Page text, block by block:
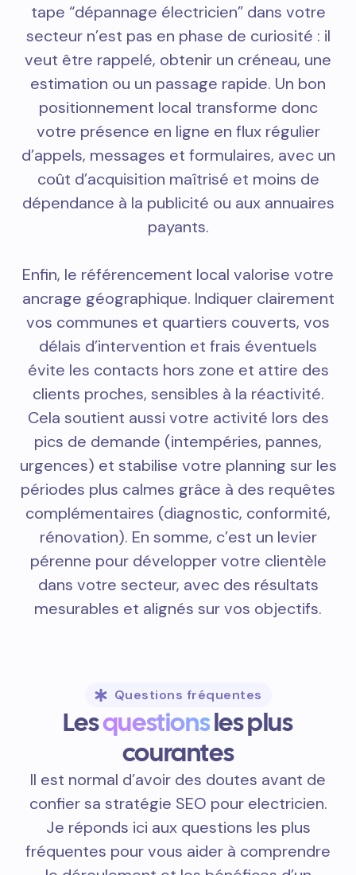
tape “dépannage électricien” dans votre
secteur n’est pas en phase de curiosité : il
veut être rappelé, obtenir un créneau, une
estimation ou un passage rapide. Un bon
positionnement local transforme donc
votre présence en ligne en flux régulier
d’appels, messages et formulaires, avec un
coût d’acquisition maîtrisé et moins de
dépendance à la publicité ou aux annuaires
payants.
Enfin, le référencement local valorise votre
ancrage géographique. Indiquer clairement
vos communes et quartiers couverts, vos
délais d’intervention et frais éventuels
évite les contacts hors zone et attire des
clients proches, sensibles à la réactivité.
Cela soutient aussi votre activité lors des
pics de demande (intempéries, pannes,
urgences) et stabilise votre planning sur les
périodes plus calmes grâce à des requêtes
complémentaires (diagnostic, conformité,
rénovation). En somme, c’est un levier
pérenne pour développer votre clientèle
dans votre secteur, avec des résultats
mesurables et alignés sur vos objectifs.
Questions fréquentes
Lesquestionsles plus
courantes
Il est normal d’avoir des doutes avant de
confier sa stratégie SEO pour electricien.
Je réponds ici aux questions les plus
fréquentes pour vous aider à comprendre